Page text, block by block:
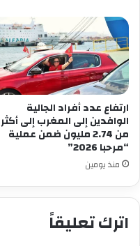
ارتفاع عدد أفراد الجالية
الوافدين إلى المغرب إلى أكثر
من 2.74 مليون ضمن عملية
“مرحبا 2026”
منذ يومين
اترك تعليقاً